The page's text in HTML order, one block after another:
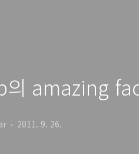
의 amazing
2011. 9. 26.